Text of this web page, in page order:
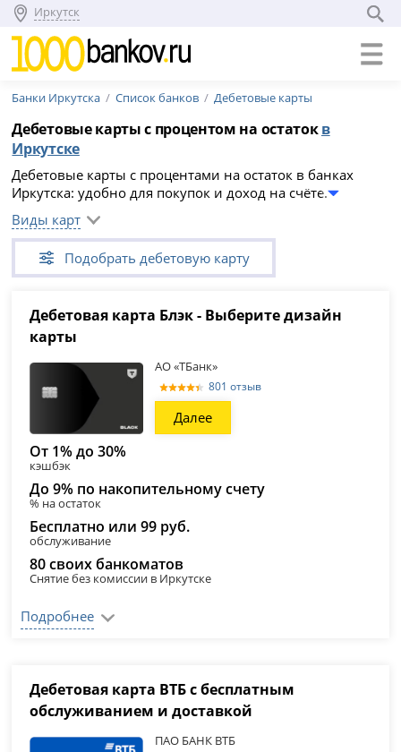
Иркутск
Банки Иркутска Список банков Дебетовые карты
Дебетовые карты с процентом на остатокв
Иркутске
Дебетовые карты с процентами на остаток в банках
Иркутска: удобно для покупок и доход на счёте.
Проценты начисляются ежемесячно, скрытых комиссий
нет, обслуживание бесплатно. Выберите карту из списка
(28 предложений) и оформите онлайн.
Виды карт
Подобрать дебетовую карту
Дебетовая карта Блэк - Выберите дизайн
карты
АО «ТБанк»
801 отзыв
Далее
От 1% до 30%
кэшбэк
До 9% по накопительному счету
% на остаток
Бесплатно или 99 руб.
обслуживание
80 своих банкоматов
Снятие без комиссии в Иркутске
Подробнее
Дебетовая карта ВТБ с бесплатным
обслуживанием и доставкой
ПАО БАНК ВТБ